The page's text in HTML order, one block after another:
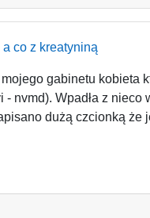
a co z kreatyniną
gabinetu kobieta
nvmd). Wpadła z nieco
dużą czcionką że